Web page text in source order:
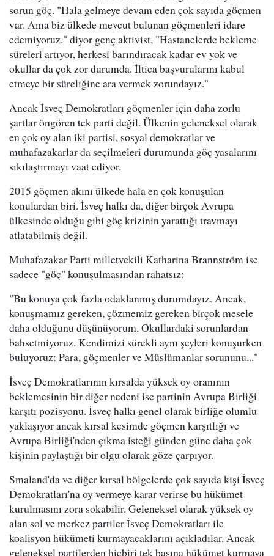
sorun göç. "Hala gelmeye devam eden çok sayıda göçmen
var. Ama biz ülkede mevcut bulunan göçmenleri idare
edemiyoruz." diyor genç aktivist, "Hastanelerde bekleme
süreleri artıyor, herkesi barındıracak kadar ev yok ve
okullar da çok zor durumda. İltica başvurularını kabul
etmeye bir süreliğine ara vermek zorundayız."
Ancak İsveç Demokratları göçmenler için daha zorlu
şartlar öngören tek parti değil. Ülkenin geleneksel olarak
en çok oy alan iki partisi, sosyal demokratlar ve
muhafazakarlar da seçilmeleri durumunda göç yasalarını
sıkılaştırmayı vaat ediyor.
2015 göçmen akını ülkede hala en çok konuşulan
konulardan biri. İsveç halkı da, diğer birçok Avrupa
ülkesinde olduğu gibi göç krizinin yarattığı travmayı
atlatabilmiş değil.
Muhafazakar Parti milletvekili Katharina Brannström ise
sadece "göç" konuşulmasından rahatsız:
"Bu konuya çok fazla odaklanmış durumdayız. Ancak,
konuşmamız gereken, çözmemiz gereken birçok mesele
daha olduğunu düşünüyorum. Okullardaki sorunlardan
bahsetmiyoruz. Kendimizi sürekli aynı şeyleri konuşurken
buluyoruz: Para, göçmenler ve Müslümanlar sorununu..."
İsveç Demokratlarının kırsalda yüksek oy oranının
beklemesinin bir diğer nedeni ise partinin Avrupa Birliği
karşıtı pozisyonu. İsveç halkı genel olarak birliğe olumlu
yaklaşıyor ancak kırsal kesimde göçmen karşıtlığı ve
Avrupa Birliği'nden çıkma isteği günden güne daha çok
kişinin paylaştığı bir olgu olarak göze çarpıyor.
Smaland'da ve diğer kırsal bölgelerde çok sayıda kişi İsveç
Demokratları'na oy vermeye karar verirse bu hükümet
kurulmasını zora sokabilir. Geleneksel olarak yüksek oy
alan sol ve merkez partiler İsveç Demokratları ile
koalisyon hükümeti kurmayacaklarını açıkladılar. Ancak
geleneksel partilerden hiçbiri tek başına hükümet kurmaya